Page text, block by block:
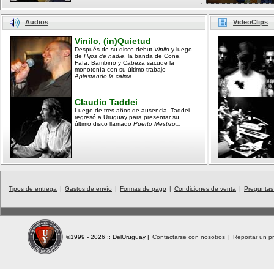
Audios
Vinilo, (in)Quietud
Después de su disco debut Vinilo y luego
de Hijos de nadie , la banda de Cone,
Fafa, Bambino y Cabeza sacude la
monotonía con su último trabajo
Aplastando la calma
Claudio Taddei
Luego de tres años de ausencia, Taddei
regresó a Uruguay para presentar su
último disco llamado Puerto Mestizo...
VideoClips
Tipos de entrega | Gastos de envío | Formas de pago | Condiciones de venta |
©1999 - 2026 :: DelUruguay | Contactarse con nosotros | Reportar un